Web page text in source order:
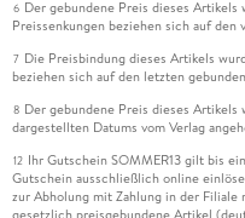
6 Der gebundene Preis dieses Artikels
Preissenkungen beziehen sich auf den
7 Die Preisbindung dieses Artikels
beziehen sich auf den letzten
8 Der gebundene Preis dieses
dargestellten Datums vom Verlag
12 Ihr Gutschein SOMMER13 gilt bis
Gutschein ausschließlich online
zur Abholung mit Zahlung in der
gesetzlich preisgebundene Artikel